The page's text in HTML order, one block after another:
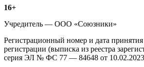
Информация
о
издании
16+
Учредитель — ООО «Союзники»
Регистрационный номер и дата
регистрации (выписка из реестра
серия ЭЛ № ФС 77 — 84648 от